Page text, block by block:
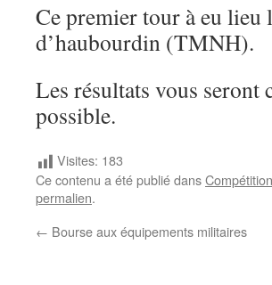
Ce premier tour à eu lieu
d’haubourdin (TMNH).
Les résultats vous seront
possible.
Visites: 183
Ce contenu a été publié dans
permalien.
← Bourse aux équipements militaires